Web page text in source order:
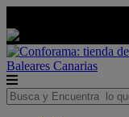
Baleares Canarias